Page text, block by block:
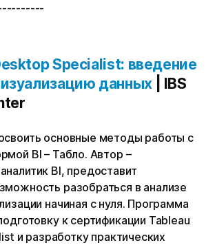
Specialist: введение
данных| IBS
основные методы работы с
BI – Табло. Автор –
BI, предоставит
разобраться в анализе
начиная с нуля. Программа
к сертификации Tableau
и разработку практических